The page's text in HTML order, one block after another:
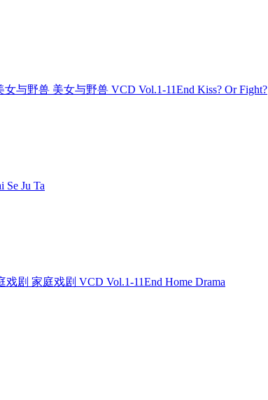
女与野兽 美女与野兽 VCD Vol.1-11End Kiss? Or Fight?
Se Ju Ta
戏剧 家庭戏剧 VCD Vol.1-11End Home Drama